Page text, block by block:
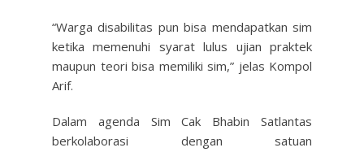
“Warga disabilitas pun bisa mendapatkan sim
ketika memenuhi syarat lulus ujian praktek
maupun teori bisa memiliki sim,” jelas Kompol
Arif.
Dalam agenda Sim Cak Bhabin Satlantas
berkolaborasi dengan satuan